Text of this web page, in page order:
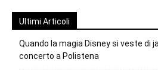
Ultimi Articoli
Quando la magia Disney si veste di
concerto a Polistena